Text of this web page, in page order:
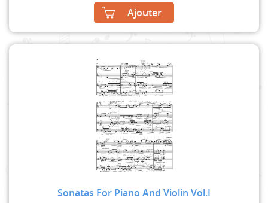
Ajouter
Sonatas For Piano And Violin Vol.I